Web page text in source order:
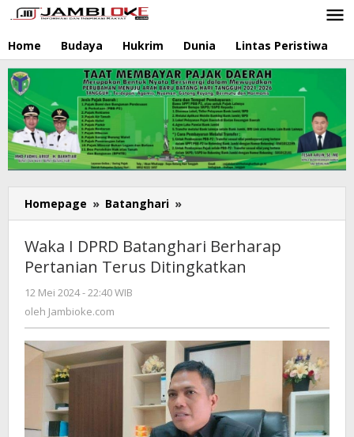
Lewati
ke
konten
Home Budaya Hukrim Dunia Lintas Peristiwa
Homepage » Batanghari »
I
Batanghari
Berharap
Waka I DPRD Batanghari Berharap
Pertanian Terus Ditingkatkan
12 Mei 2024 - 22:40 WIB
oleh Jambioke.com